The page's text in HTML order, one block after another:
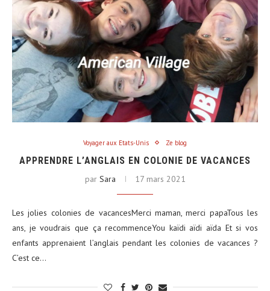
Voyager aux Etats-Unis Ze blog
APPRENDRE L’ANGLAIS EN COLONIE DE VACANCES
par Sara 17 mars 2021
Les jolies colonies de vacancesMerci maman, merci papaTous les
ans, je voudrais que ça recommenceYou kaïdi aïdi aïda Et si vos
enfants apprenaient l’anglais pendant les colonies de vacances ?
C’est ce…